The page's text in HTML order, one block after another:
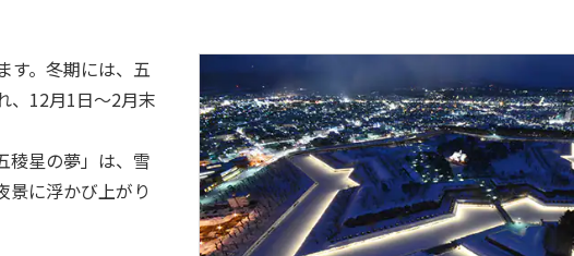
す。冬期には、五
、12月1日～2月末
稜星の夢」は、雪
景に浮かび上がり